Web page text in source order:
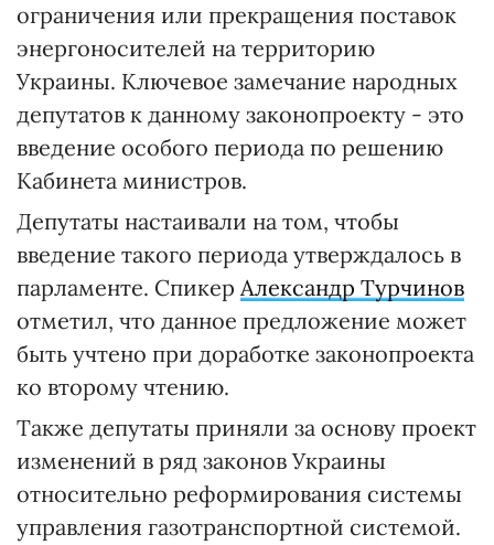
ограничения или прекращения поставок
энергоносителей на территорию
Украины. Ключевое замечание народных
депутатов к данному законопроекту - это
введение особого периода по решению
Кабинета министров.
Депутаты настаивали на том, чтобы
введение такого периода утверждалось в
парламенте. Спикер Александр Турчинов
отметил, что данное предложение может
быть учтено при доработке законопроекта
ко второму чтению.
Также депутаты приняли за основу проект
изменений в ряд законов Украины
относительно реформирования системы
управления газотранспортной системой.